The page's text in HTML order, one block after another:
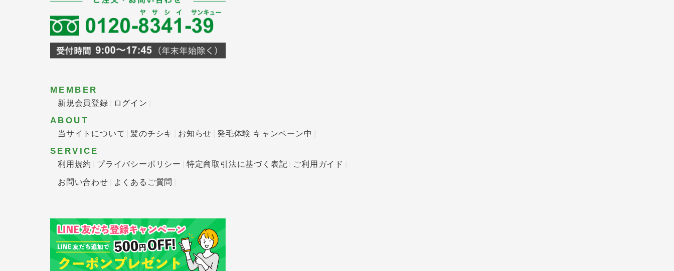
MEMBER
新規会員登録 ログイン
ABOUT
当サイトについて 髪のチシキ お知らせ 発毛体験 キャンペーン中
SERVICE
利用規約 プライバシーポリシー 特定商取引法に基づく表記 ご利用ガイド
お問い合わせ よくあるご質問